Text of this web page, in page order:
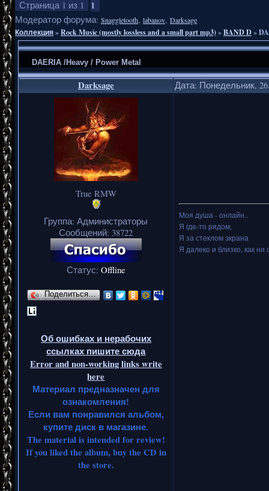
Страница 1 из 1 1
Модератор форума: Snaggletooth, labanov, Darksage
Коллекция»Rock Music (mostly lossless and a small part mp3)»BAND D»
DAERIA /Heavy / Power Metal
Darksage Дата: Понедельник,
True RMW
Группа: Администраторы
Сообщений: 38722
Статус: Offline
Поделиться…
Об ошибках и нерабочих
ссылках пишите сюда
Error and non-working links write
here
Материал предназначен для
ознакомления!
Если вам понравился альбом,
купите диск в магазине.
The material is intended for review!
If you liked the album, buy the CD in
the store.
Моя душа - онлайн..
Я где-то рядом,
Я за стеклом экрана
Я далеко и близко, как ни